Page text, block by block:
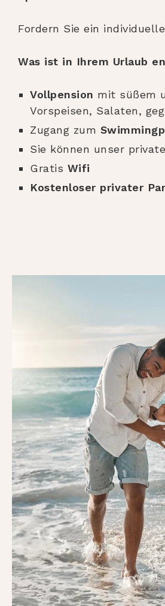
Fordern Sie ein
Was ist in Ihrem Urlaub
Vollpension mit süßem
Vorspeisen, Salaten,
Zugang zum
Sie können unser
Gratis Wifi
Kostenloser privater